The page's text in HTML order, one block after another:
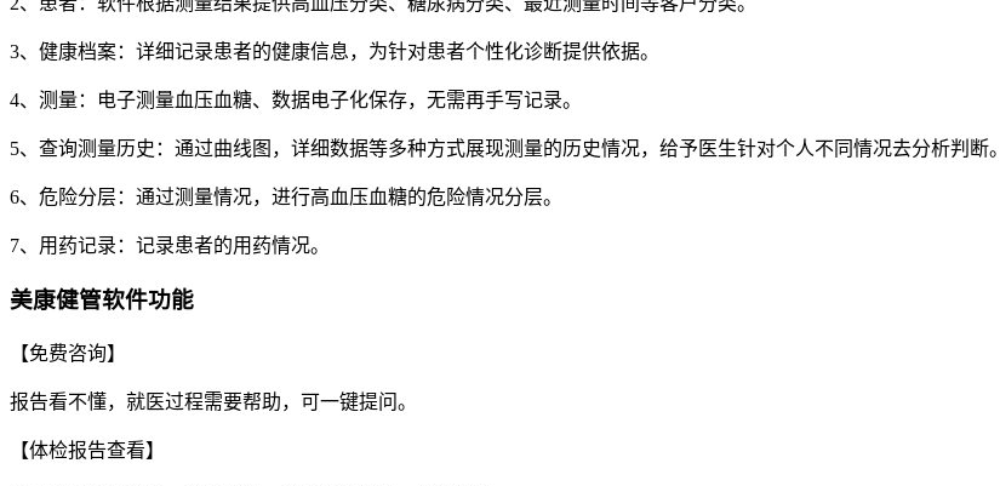
3、健康档案：详细记录患者的健康信息，为针对患者个性化诊断提供依据。
4、测量：电子测量血压血糖、数据电子化保存，无需再手写记录。
5、查询测量历史：通过曲线图，详细数据等多种方式展现测量的历史情况，给予医生针对个人不同情况去分析判断。
6、危险分层：通过测量情况，进行高血压血糖的危险情况分层。
7、用药记录：记录患者的用药情况。
美康健管软件功能
【免费咨询】
报告看不懂，就医过程需要帮助，可一键提问。
【体检报告查看】